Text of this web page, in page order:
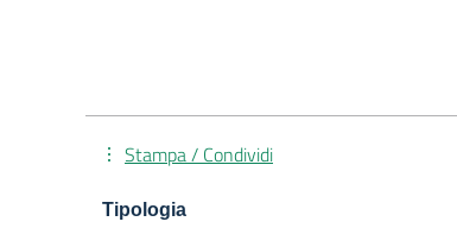
Stampa / Condividi
Tipologia